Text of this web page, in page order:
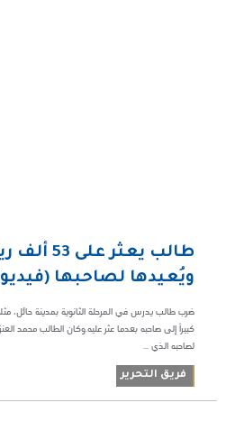
طالب يعثر
ويُعيدها لصاحبها
ضرب طالب يدرس في المرحلة الثانوية بمدينة حائل، مثلا
لصاحبه الذي ...
فريق التحرير